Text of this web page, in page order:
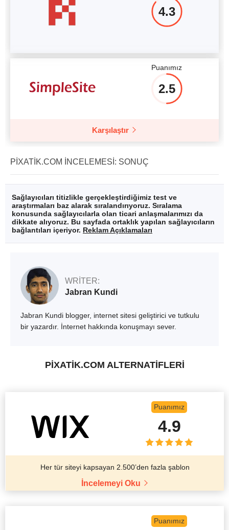
4.3
Puanımız
2.5
Karşılaştır
PIXATIK.COM İNCELEMESI: SONUÇ
Sağlayıcıları titizlikle gerçekleştirdiğimiz test ve
araştırmaları baz alarak sıralandırıyoruz. Sıralama
konusunda sağlayıcılarla olan ticari anlaşmalarımızı da
dikkate alıyoruz. Bu sayfada ortaklık yapılan sağlayıcıların
bağlantıları içeriyor. Reklam Açıklamaları
WRITER:
Jabran Kundi
Jabran Kundi blogger, internet sitesi geliştirici ve tutkulu
bir yazardır. İnternet hakkında konuşmayı sever.
PIXATIK.COM ALTERNATİFLERİ
Puanımız
4.9
Her tür siteyi kapsayan 2.500’den fazla şablon
İncelemeyi Oku
Puanımız